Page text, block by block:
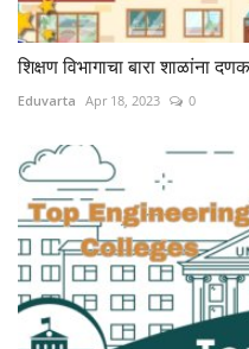
शिक्षण विभागाचा बारा शाळांना
Eduvarta Apr 18, 2023 0